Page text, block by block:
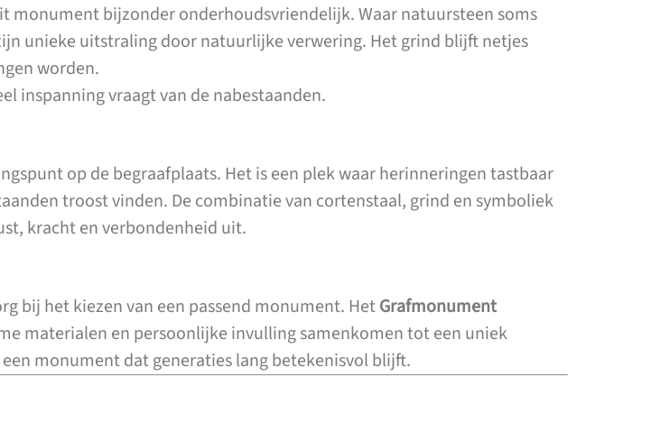
bijzonder onderhoudsvriendelijk. Waar natuursteen soms
unieke uitstraling door natuurlijke verwering. Het grind blijft netjes
worden.
inspanning vraagt van de nabestaanden.
op de begraafplaats. Het is een plek waar herinneringen tastbaar
troost vinden. De combinatie van cortenstaal, grind en symboliek
kracht en verbondenheid uit.
bij het kiezen van een passend monument. HetGrafmonument
materialen en persoonlijke invulling samenkomen tot een uniek
monument dat generaties lang betekenisvol blijft.